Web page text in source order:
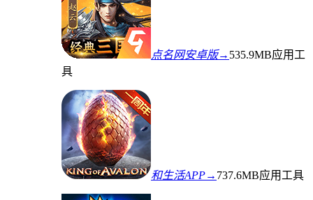
点名网安卓版→ 535.9MB应用工
具
和生活APP→ 737.6MB应用工具